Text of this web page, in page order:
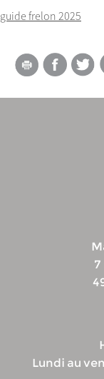
guide frelon 2025
7
Lundi au